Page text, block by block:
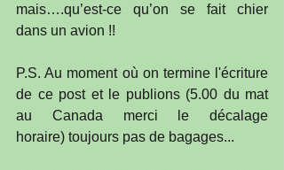
mais….qu’est-ce qu’on se fait chier
dans un avion !!
P.S. Au moment où on termine l'écriture
de ce post et le publions (5.00 du mat
au Canada merci le décalage
horaire) toujours pas de bagages...